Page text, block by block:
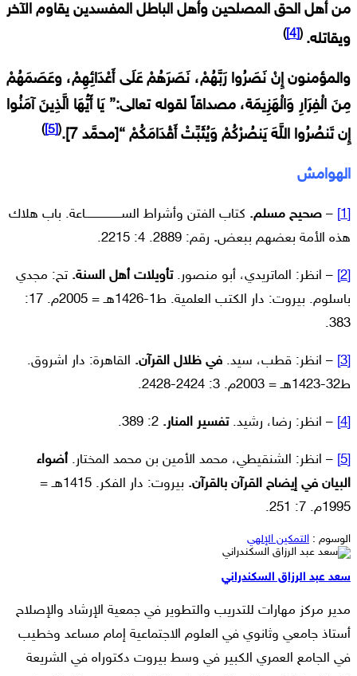
من أهل الحق المصلحين وأهل الباطل المفسدين يقاوم الآخر
ويقاتله. (
[4]
)
والمؤمنون إِنْ نَصَرُوا رَبَّهُمْ، نَصَرَهُمْ عَلَى أَعْدَائِهِمْ، وعَصَمَهُمْ
مِنَ الْفِرَارِ وَالْهَزِيمَة، مصداقاً لقوله تعالى:{ يَا أَيُّهَا الَّذِينَ آمَنُوا
إِن تَنصُرُوا اللَّهَ يَنصُرْكُمْ وَيُثَبِّتْ أَقْدَامَكُمْ }[محمَّد 7].
(
[5]
)
الهوامش
– صحيح مسلم. كتاب الفتن وأشراط الســـــــــــــــاعة. باب هلاك
هذه الأمة بعضهم ببعض. رقم: 2889. 4: 2215.
– انظر: الماتريدي، أبو منصور.تأويلات أهل السنة. تح: مجدي
باسلوم. بيروت: دار الكتب العلمية. ط1-1426هـ = 2005م. 17:
383.
– انظر: قطب، سيد. في ظلال القرآن. القاهرة: دار اشروق.
ط32-1423هـ = 2003م. 3: 2424-2428.
– انظر: رضا، رشيد.تفسير المنار.
– انظر: الشنقيطي، محمد الأمين بن محمد المختار. أضواء
البيان في إيضاح القرآن بالقرآن.
بيروت: دار الفكر. 1415هـ =
1995م. 7: 251.
الوسوم : التمكين الإلهي
سعد عبد الرزاق السكندراني
مدير مركز مهارات للتدريب والتطوير في جمعية الإرشاد والإصلاح
أستاذ جامعي وثانوي في العلوم الاجتماعية إمام مساعد وخطيب
في الجامع العمري الكبير في وسط بيروت دكتوراه في الشريعة